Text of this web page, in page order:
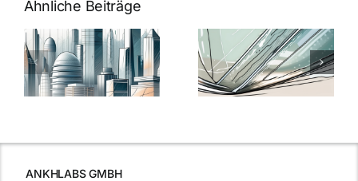
Ähnliche Beiträge
5 Gründe,
warum
Nanoversiegelung
auf Glas
7
Expertentipps
für maximale
ANKHLABS GMBH